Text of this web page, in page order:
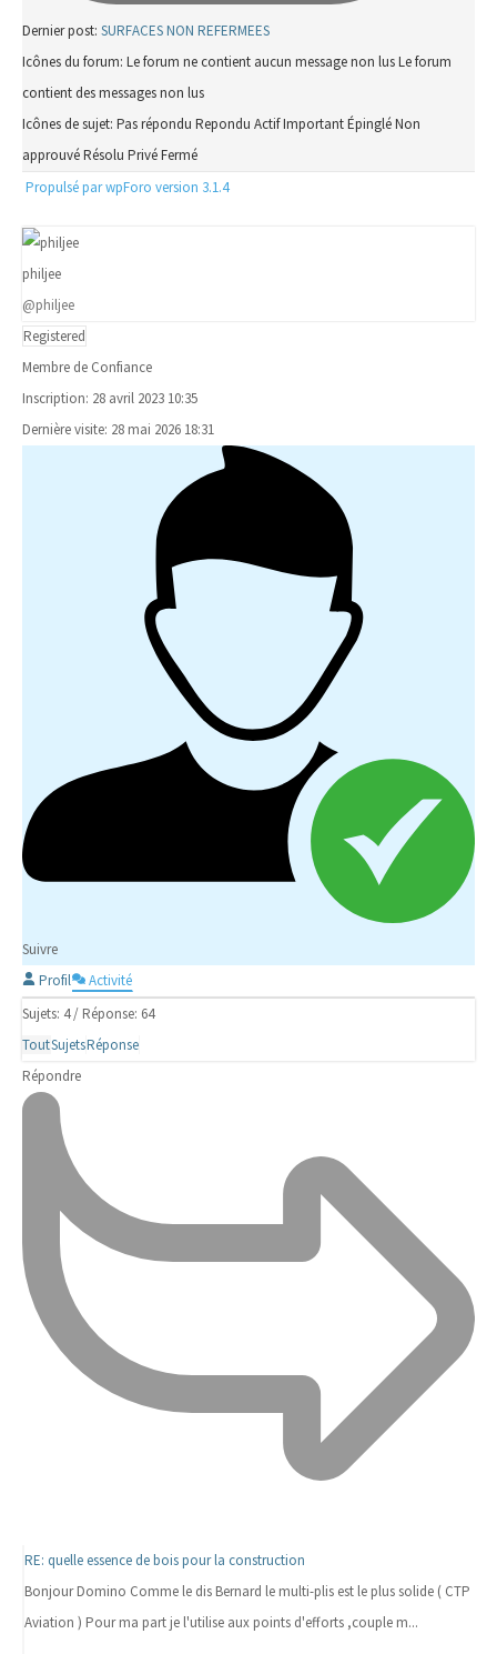
Dernier post: SURFACES NON REFERMEES
Icônes du forum: Le forum ne contient aucun message non lusLe forum
contient des messages non lus
Icônes de sujet: Pas répondu Repondu ActifImportantÉpingléNon
approuvéRésolu PrivéFermé
Propulsé par wpForo version 3.1.4
philjee
@philjee
Registered
Membre de Confiance
Inscription: 28 avril 2023 10:35
Dernière visite: 28 mai 2026 18:31
Suivre
Profil
Activité
Sujets: 4/ Réponse: 64
ToutSujetsRéponse
Répondre
RE: quelle essence de bois pour la construction
Bonjour Domino Comme le dis Bernard le multi-plis est le plus solide ( CTP
Aviation ) Pour ma part je l'utilise aux points d'efforts ,couple m...